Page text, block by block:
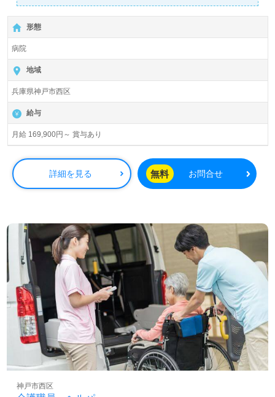
詳細に関してお気軽にご相談ください♪
【無料】で皆さんの転職活動をサポートいたします。
形態
病院
地域
兵庫県神戸市西区
給与
月給 169,900円～ 賞与あり
詳細を見る 無料 お問合せ
神戸市西区